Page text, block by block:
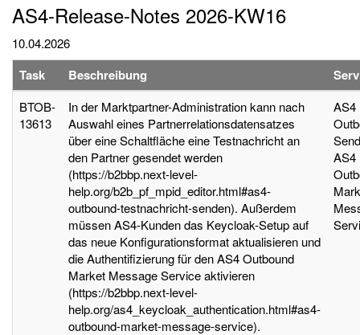
AS4-Release-Notes 2026-KW16
10.04.2026
Task Beschreibung
BTOB-
13613
In der Marktpartner-Administration kann nach
Auswahl eines Partnerrelationsdatensatzes
über eine Schaltfläche eine Testnachricht an
den Partner gesendet werden
(https://b2bbp.next-level-
help.org/b2b_pf_mpid_editor.html#as4-
outbound-testnachricht-senden). Außerdem
müssen AS4-Kunden das Keycloak-Setup auf
das neue Konfigurationsformat aktualisieren und
die Authentifizierung für den AS4 Outbound
Market Message Service aktivieren
(https://b2bbp.next-level-
help.org/as4_keycloak_authentication.html#as4-
outbound-market-message-service).
AS4
AS4